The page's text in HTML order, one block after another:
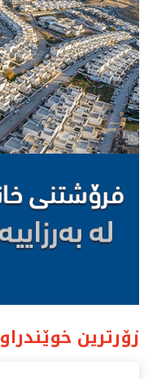
زۆرترین خوێندراو